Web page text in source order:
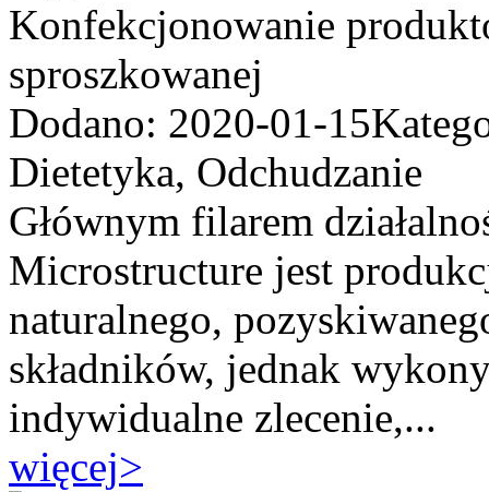
Konfekcjonowanie
sproszkowanej
Dodano: 2020-01-15
Dietetyka, Odchudzanie
Głównym filarem
Microstructure jest
naturalnego,
składników, jednak
indywidualne zlecenie,...
więcej>